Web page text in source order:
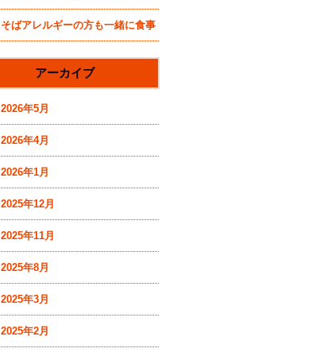
いるそば屋(〜20時まで)
そばアレルギーの方も一緒に食事
をどうぞ (うどんメニューありま
す)
アーカイブ
2026年5月
2026年4月
2026年1月
2025年12月
2025年11月
2025年8月
2025年3月
2025年2月